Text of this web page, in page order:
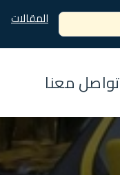
المقالات
تواصل معنا